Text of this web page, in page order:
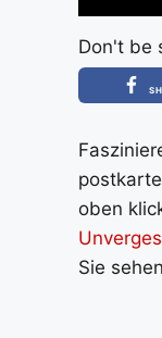
Don't be
oben
Sie